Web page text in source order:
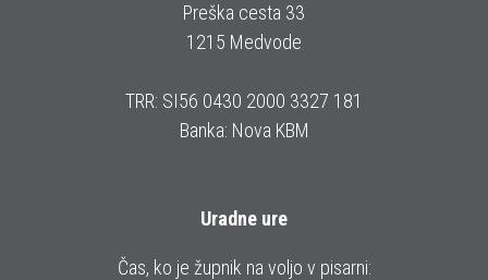
Preška cesta 33
1215 Medvode
TRR: SI56 0430 2000 3327 181
Banka: Nova KBM
Uradne ure
Čas, ko je župnik na voljo v pisarni: